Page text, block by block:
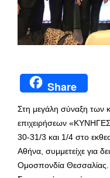
Share
Στη μεγάλη σύναξη των
επιχειρήσεων
30-31/3 και 1/4 στο
Αθήνα, συμμετείχε για
Ομοσπονδία Θεσσαλίας.